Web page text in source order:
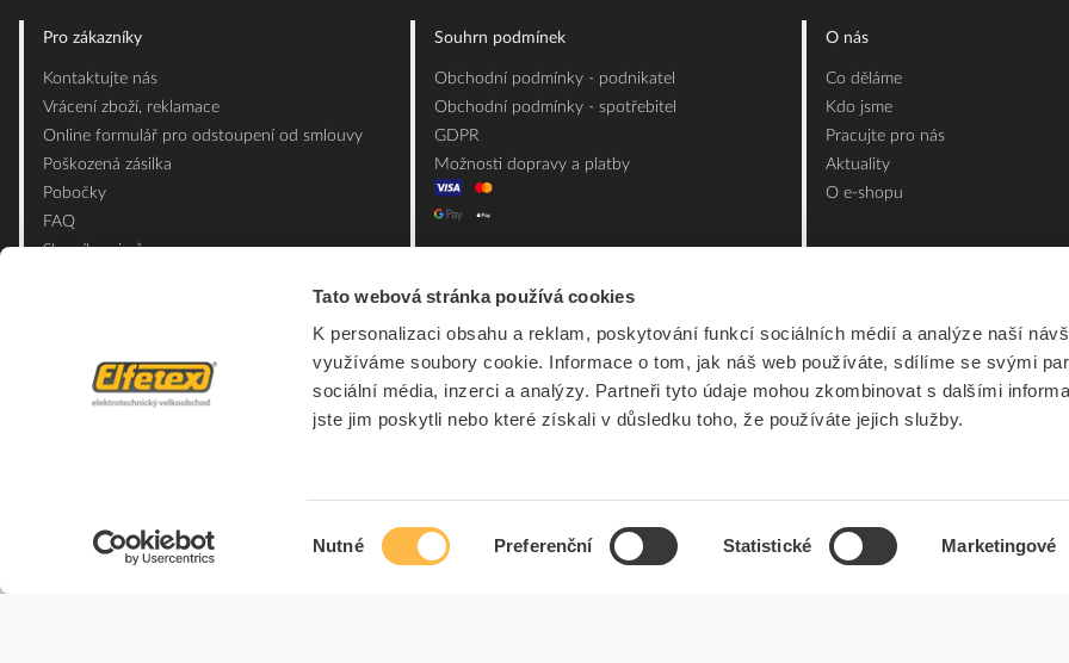
Tato webová stránka používá cookies
K personalizaci obsahu a reklam, poskytování funkcí sociálních médií a analýze naší
využíváme soubory cookie. Informace o tom, jak náš web používáte, sdílíme se svými
sociální média, inzerci a analýzy. Partneři tyto údaje mohou zkombinovat s dalšími
jste jim poskytli nebo které získali v důsledku toho, že používáte jejich služby.
Nutné Preferenční Statistické Marketingové
Pro zákazníky
Kontaktujte nás
Vrácení zboží, reklamace
Online formulář pro odstoupení od smlouvy
Poškozená zásilka
Pobočky
FAQ
Slovník pojmů
Souhrn podmínek
Obchodní podmínky - podnikatel
Obchodní podmínky - spotřebitel
GDPR
Možnosti dopravy a platby
O nás
Co děláme
Kdo jsme
Pracujte pro nás
Aktuality
O e-shopu